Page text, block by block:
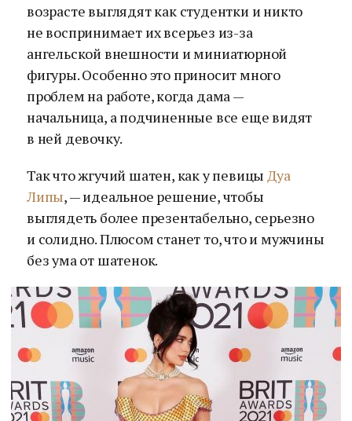
возрасте выглядят как студентки и никто
не воспринимает их всерьез из-за
ангельской внешности и миниатюрной
фигуры. Особенно это приносит много
проблем на работе, когда дама —
начальница, а подчиненные все еще видят
в ней девочку.
Так что жгучий шатен, как у певицы Дуа
Липы, — идеальное решение, чтобы
выглядеть более презентабельно, серьезно
и солидно. Плюсом станет то, что и мужчины
без ума от шатенок.